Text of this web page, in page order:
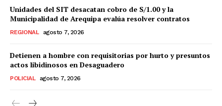
Unidades del SIT desacatan cobro de S/1.00 y la
Municipalidad de Arequipa evalúa resolver contratos
REGIONAL agosto 7, 2026
Detienen a hombre con requisitorias por hurto y presuntos
actos libidinosos en Desaguadero
POLICIAL agosto 7, 2026